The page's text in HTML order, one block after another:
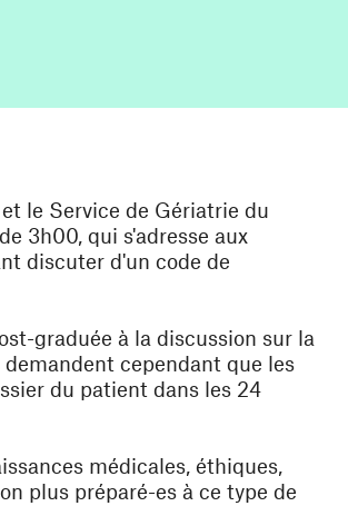
le Service de Gériatrie du
3h00, qui s'adresse aux
discuter d'un code de
graduée à la discussion sur la
cependant que les
du patient dans les 24
médicales, éthiques,
plus préparé-es à ce type de